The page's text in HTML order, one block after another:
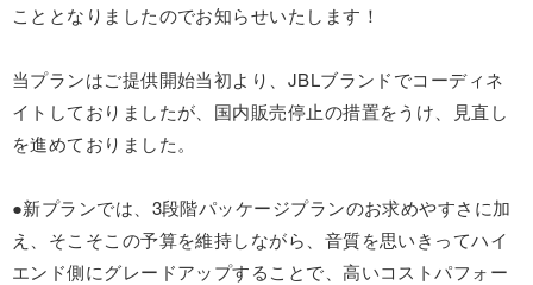
こととなりましたのでお知らせいたします！
当プランはご提供開始当初より、JBLブランドでコーディネ
イトしておりましたが、国内販売停止の措置をうけ、見直し
を進めておりました。
●新プランでは、3段階パッケージプランのお求めやすさに加
え、そこそこの予算を維持しながら、音質を思いきってハイ
エンド側にグレードアップすることで、高いコストパフォー